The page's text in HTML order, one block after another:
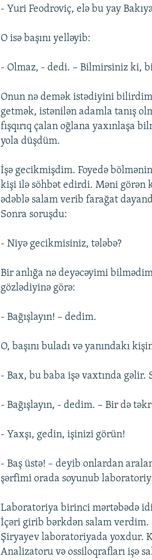
- Yuri Feodroviç, elə bu yay
O isə başını yelləyib:
- Olmaz, - dedi. – Bilmirsiniz ki,
Onun nə demək istədiyini
getmək, istənilən adamla tanış
fışqırıq çalan oğlana yaxınlaşa
yola düşdüm.
İşə gecikmişdim. Foyedə
kişi ilə söhbət edirdi. Məni görən
ədəblə salam verib farağat
Sonra soruşdu:
- Niyə gecikmisiniz, tələbə?
Bir anlığa nə deyəcəyimi
gözlədiyinə görə:
- Bağışlayın! – dedim.
O, başını buladı və yanındakı
- Bax, bu baba işə vaxtında gəlir.
- Bağışlayın, - dedim. – Bir də
- Yaxşı, gedin, işinizi görün!
- Baş üstə! – deyib onlardan
şərfimi orada soyunub
Laboratoriya birinci mərtəbədə idi
İçəri girib bərkdən salam verdim.
Şiryayev laboratoriyada yoxdur.
Analizatoru və ossiloqrafları işə